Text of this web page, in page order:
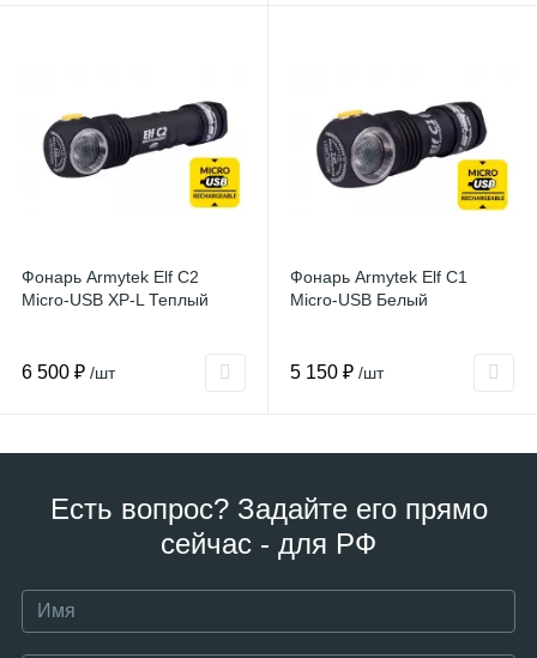
Фонарь Armytek Elf C2
Micro-USB XP-L Теплый
6 500 ₽ /шт
Фонарь Armytek Elf C1
Micro-USB Белый
5 150 ₽ /шт
Есть вопрос? Задайте его прямо
сейчас - для РФ